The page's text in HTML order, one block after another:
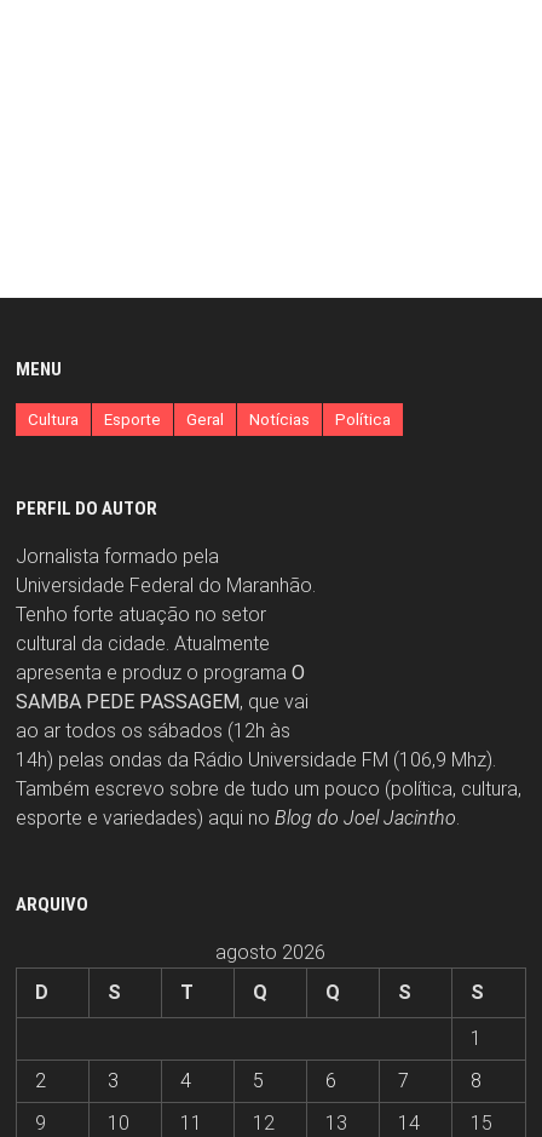
MENU
Cultura Esporte Geral Notícias Política
PERFIL DO AUTOR
Jornalista formado pela
Universidade Federal do Maranhão.
Tenho forte atuação no setor
cultural da cidade. Atualmente
apresenta e produz o programa O
SAMBA PEDE PASSAGEM, que vai
ao ar todos os sábados (12h às
14h) pelas ondas da Rádio Universidade FM (106,9 Mhz).
Também escrevo sobre de tudo um pouco (política, cultura,
esporte e variedades) aqui no Blog do Joel Jacintho
ARQUIVO
agosto 2026
D
S T Q Q S
S
1
2
3 4 5 6 7
8
9
10 11 12 13 14 15